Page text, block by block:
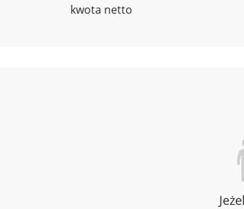
kwota netto